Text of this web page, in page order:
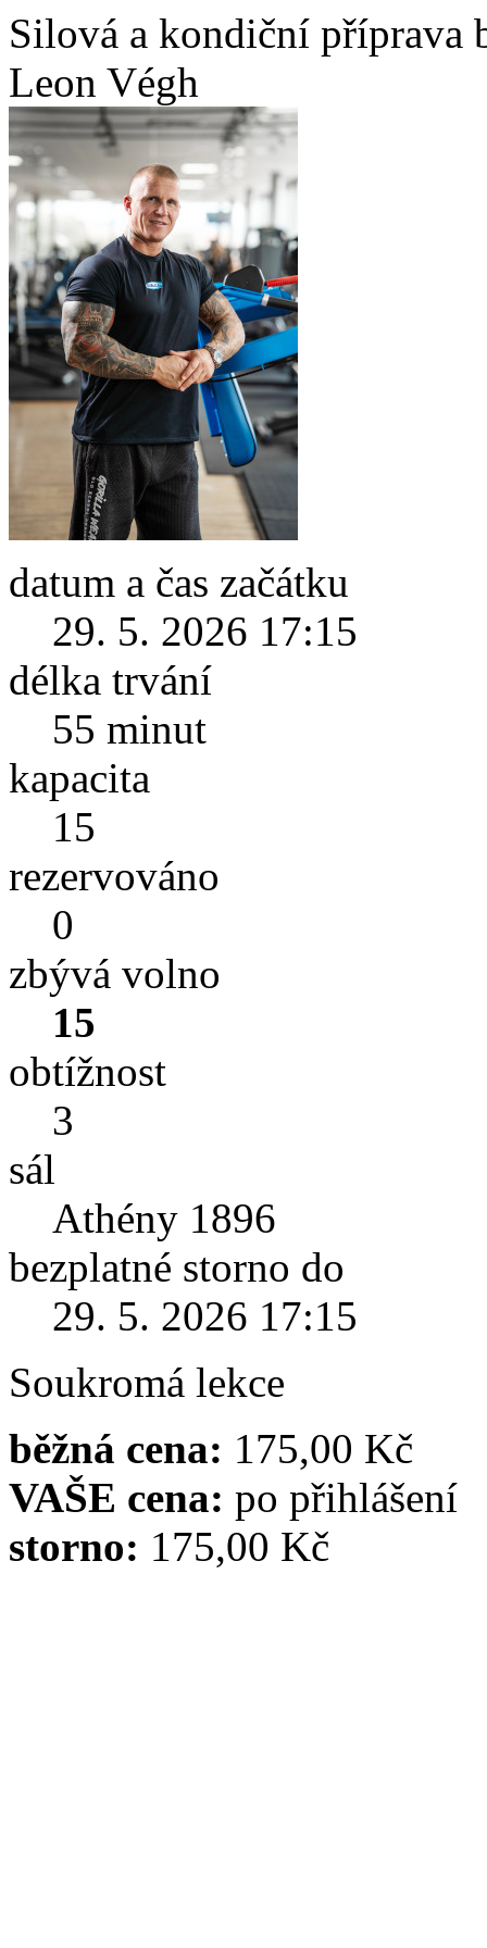
Silová a kondiční příprava
Leon Végh
datum a čas začátku
29. 5. 2026 17:15
délka trvání
55 minut
kapacita
15
rezervováno
0
zbývá volno
15
obtížnost
3
sál
Athény 1896
bezplatné storno do
29. 5. 2026 17:15
Soukromá lekce
běžná cena: 175,00 Kč
VAŠE cena: po přihlášení
storno: 175,00 Kč